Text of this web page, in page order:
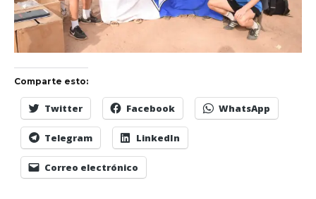
Comparte esto:
Twitter Facebook WhatsApp
Telegram LinkedIn
Correo electrónico